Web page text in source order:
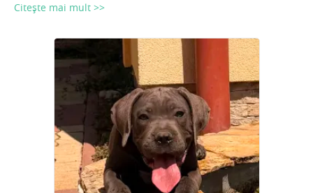
Citește mai mult >>